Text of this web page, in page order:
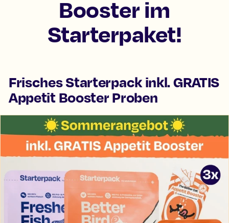
Booster im
Starterpaket!
Frisches Starterpack inkl. GRATIS
Appetit Booster Proben